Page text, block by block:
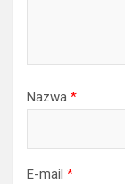
Nazwa *
E-mail *